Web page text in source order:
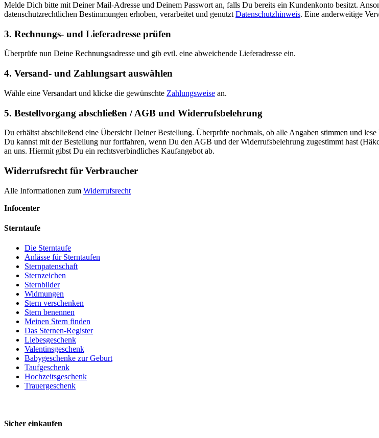
Melde Dich bitte mit Deiner Mail-Adresse und Deinem Passwort an, falls Du bereits ein Kundenkonto besitzt.
datenschutzrechtlichen Bestimmungen erhoben, verarbeitet und genutzt Datenschutzhinweis. Eine anderweitige
3. Rechnungs- und Lieferadresse prüfen
Überprüfe nun Deine Rechnungsadresse und gib evtl. eine abweichende Lieferadresse ein.
4. Versand- und Zahlungsart auswählen
Wähle eine Versandart und klicke die gewünschte Zahlungsweise an.
5. Bestellvorgang abschließen / AGB und Widerrufsbelehrung
Du erhältst abschließend eine Übersicht Deiner Bestellung. Überprüfe nochmals, ob alle Angaben stimmen und lese
Du kannst mit der Bestellung nur fortfahren, wenn Du den AGB und der Widerrufsbelehrung zugestimmt hast
an uns. Hiermit gibst Du ein rechtsverbindliches Kaufangebot ab.
Widerrufsrecht für Verbraucher
Alle Informationen zum Widerrufsrecht
Infocenter
Sterntaufe
Die Sterntaufe
Anlässe für Sterntaufen
Sternpatenschaft
Sternzeichen
Sternbilder
Widmungen
Stern verschenken
Stern benennen
Meinen Stern finden
Das Sternen-Register
Liebesgeschenk
Valentinsgeschenk
Babygeschenke zur Geburt
Taufgeschenk
Hochzeitsgeschenk
Trauergeschenk
Sicher einkaufen